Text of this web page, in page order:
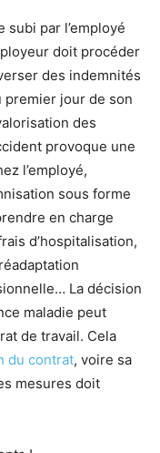
subi par l’employé
doit procéder
des indemnités
jour de son
des
provoque une
l’employé,
sous forme
en charge
d’hospitalisation,
La décision
maladie peut
de travail. Cela
du contrat, voire sa
mesures doit